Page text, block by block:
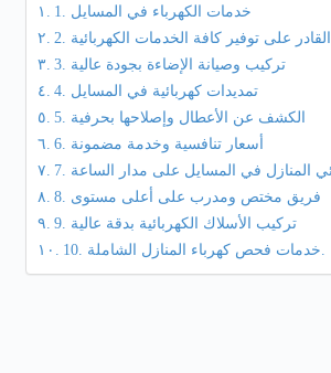
1. خدمات الكهرباء في المسايل
على توفير كافة الخدمات الكهربائية
3. تركيب وصيانة الإضاءة بجودة عالية
4. تمديدات كهربائية في المسايل
5. الكشف عن الأعطال وإصلاحها بحرفية
6. أسعار تنافسية وخدمة مضمونة
المنازل في المسايل على مدار الساعة
8. فريق مختص ومدرب على أعلى مستوى
9. تركيب الأسلاك الكهربائية بدقة عالية